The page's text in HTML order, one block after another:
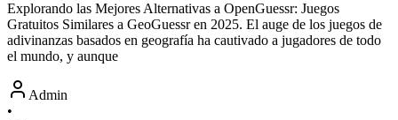
Explorando las Mejores Alternativas a OpenGuessr: Juegos
Gratuitos Similares a GeoGuessr en 2025. El auge de los juegos de
adivinanzas basados en geografía ha cautivado a jugadores de todo
el mundo, y aunque
Admin
•